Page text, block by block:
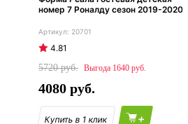
номер 7 Роналду сезон 2019-2020
20701
4.81
5720
1640
4080
+